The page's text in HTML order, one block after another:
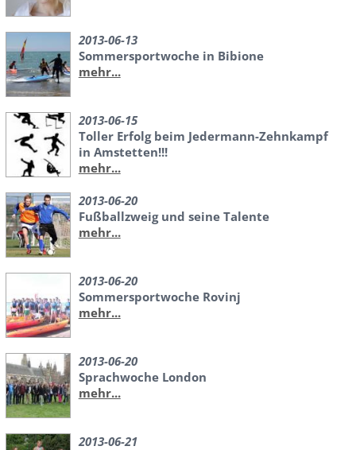
2013-06-13
Sommersportwoche in Bibione
mehr...
2013-06-15
Toller Erfolg beim Jedermann-Zehnkampf
in Amstetten!!!
mehr...
2013-06-20
Fußballzweig und seine Talente
mehr...
2013-06-20
Sommersportwoche Rovinj
mehr...
2013-06-20
Sprachwoche London
mehr...
2013-06-21